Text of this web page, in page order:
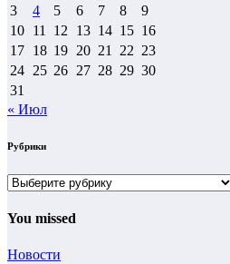
3
4 5 6 7 8
9
10 11 12 13 14 15 16
17 18 19 20 21 22 23
24 25 26 27 28 29 30
31
« Июл
Рубрики
Рубрики
You missed
Новости